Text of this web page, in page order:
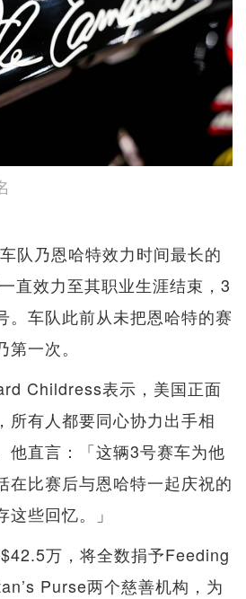
队乃恩哈特效力时间最长的
直效力至其职业生涯结束，3
。车队此前从未把恩哈特的赛
一次。
Childress表示，美国正面
所有人都要同心协力出手相
他直言：「这辆3号赛车为他
在比赛后与恩哈特一起庆祝的
些回忆。」
万，将全数捐予Feeding
Purse两个慈善机构，为